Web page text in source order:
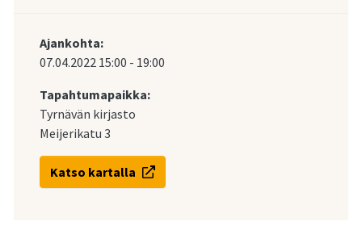
Ajankohta:
07.04.2022 15:00 - 19:00
Tapahtumapaikka:
Tyrnävän kirjasto
Meijerikatu 3
Katso kartalla